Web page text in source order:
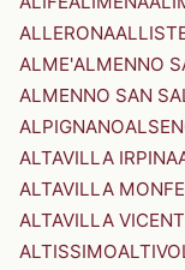
ALLERONA
ALME'ALMENNO
ALMENNO SAN
ALPIGNANO
ALTAVILLA IRPINA
ALTAVILLA
ALTAVILLA
ALTISSIMO